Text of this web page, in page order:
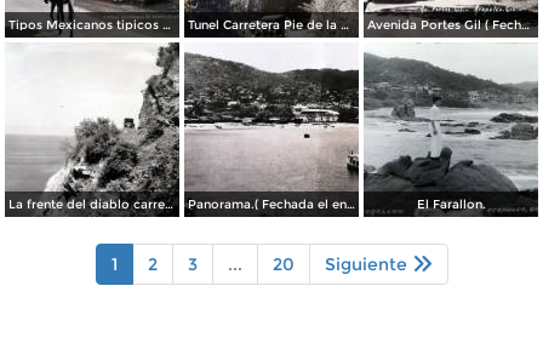
Tipos Mexicanos tipicos aguadores.. Tunel Carretera Pie de la Cuesta Acapulco . Avenida Portes Gil ( Fechada el en 1931 ).
La frente del diablo carretera Acapulo a Pie de La Cuesta ( Fechada el en 1931 ). Panorama.( Fechada el en 1931 ). El Farallon.
1 2 3 ... 20 Siguiente